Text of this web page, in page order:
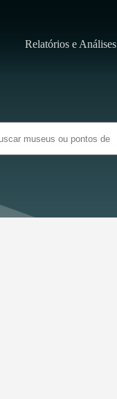
Relatórios e Análises